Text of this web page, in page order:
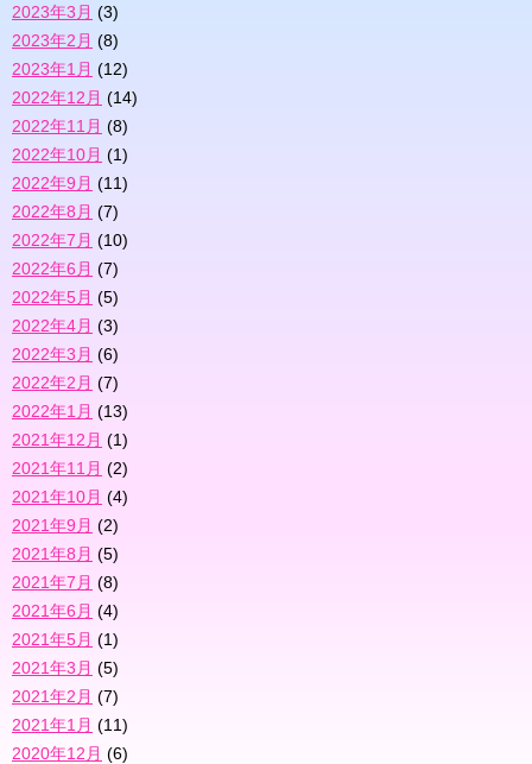
2023年3月 (3)
2023年2月 (8)
2023年1月 (12)
2022年12月 (14)
2022年11月 (8)
2022年10月 (1)
2022年9月 (11)
2022年8月 (7)
2022年7月 (10)
2022年6月 (7)
2022年5月 (5)
2022年4月 (3)
2022年3月 (6)
2022年2月 (7)
2022年1月 (13)
2021年12月 (1)
2021年11月 (2)
2021年10月 (4)
2021年9月 (2)
2021年8月 (5)
2021年7月 (8)
2021年6月 (4)
2021年5月 (1)
2021年3月 (5)
2021年2月 (7)
2021年1月 (11)
2020年12月 (6)